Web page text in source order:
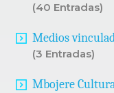
(40 Entradas)
Medios
(3 Entradas)
Mbojere